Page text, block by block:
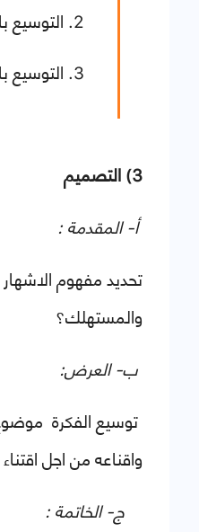
التوسيع
التوسيع
3) التصميم
أ- المقدمة :
تحديد مفهوم الاشهار
والمستهلك؟
ب- العرض:
توسيع الفكرة
واقناعه من اجل
ج- الخاتمة :